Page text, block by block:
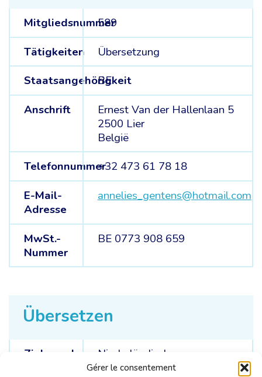
Gérer le consentement
Mitgliedsnummer
589
Tätigkeiten
Übersetzung
Staatsangehörigkeit
BE
Anschrift
Ernest Van der Hallenlaan 5
2500 Lier
België
Telefonnummer+32 473 61 78 18
E-Mail-
Adresse
annelies_gentens@hotmail.com
MwSt.-
Nummer
BE 0773 908 659
Übersetzen
Zielsprache
Niederländisch